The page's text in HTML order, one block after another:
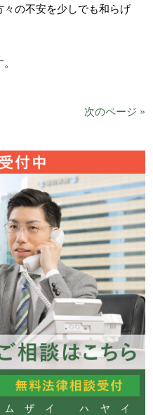
々の不安を少しでも和らげ
次のページ »